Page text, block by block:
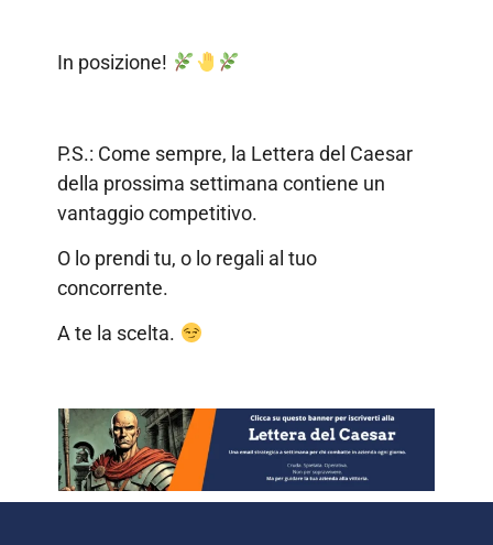
In posizione!
P.S.: Come sempre, la Lettera del Caesar
della prossima settimana contiene un
vantaggio competitivo.
O lo prendi tu, o lo regali al tuo
concorrente.
A te la scelta.